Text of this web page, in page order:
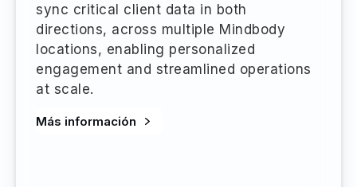
sync critical client data in both
directions, across multiple Mindbody
locations, enabling personalized
engagement and streamlined operations
at scale.
Más información